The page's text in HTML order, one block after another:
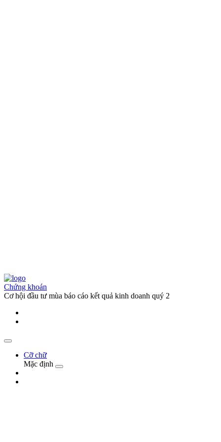
Chứng khoán
Cơ hội đầu tư mùa báo cáo kết quả kinh doanh quý 2
Cỡ chữ
Mặc định